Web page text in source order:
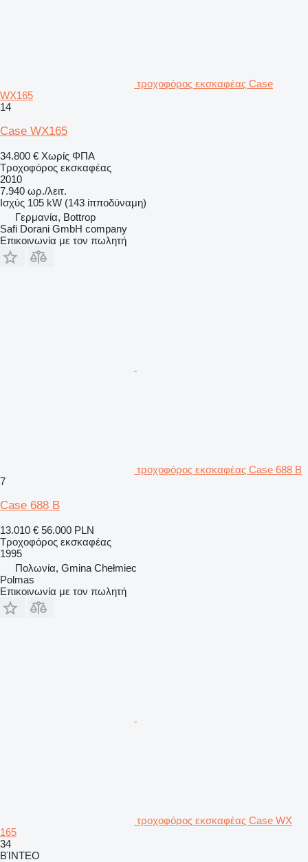
τροχοφόρος εκσκαφέας Case
WX165
14
Case WX165
34.800 € Χωρίς ΦΠΑ
Τροχοφόρος εκσκαφέας
2010
7.940 ωρ./λειτ.
Ισχύς 105 kW (143 ίπποδύναμη)
Γερμανία, Bottrop
Safi Dorani GmbH company
Επικοινωνία με τον πωλητή
τροχοφόρος εκσκαφέας Case 688 B
7
Case 688 B
13.010 € 56.000 PLN
Τροχοφόρος εκσκαφέας
1995
Πολωνία, Gmina Chełmiec
Polmas
Επικοινωνία με τον πωλητή
τροχοφόρος εκσκαφέας Case WX
165
34
ΒΊΝΤΕΟ